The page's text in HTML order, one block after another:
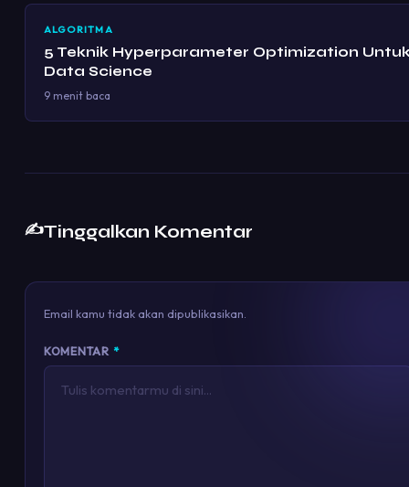
ALGORITMA
5 Teknik Hyperparameter Optimization
Data Science
9 menit baca
✍️Tinggalkan Komentar
Email kamu tidak akan dipublikasikan.
KOMENTAR *